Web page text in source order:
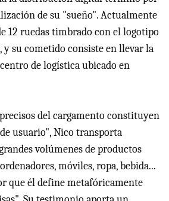
de su "sueño". Actualmente
12 ruedas timbrado con el logotipo
y su cometido consiste en llevar la
de logística ubicado en
del cargamento constituyen
usuario", Nico transporta
volúmenes de productos
móviles, ropa, bebida...
que él define metafóricamente